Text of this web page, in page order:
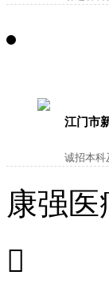
江门市
诚招本科
康强医
